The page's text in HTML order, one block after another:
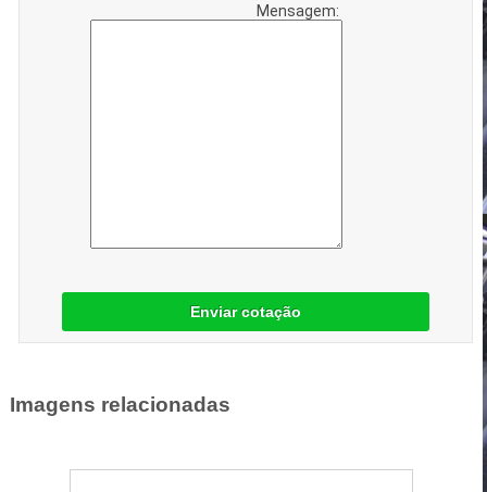
Mensagem:
Enviar cotação
Imagens relacionadas